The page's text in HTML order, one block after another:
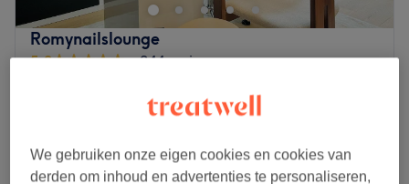
Romynailslounge
5,0
244 reviews
Laat zien op de kaart
1 u 30 min
We gebruiken onze eigen cookies en cookies van
derden om inhoud en advertenties te personaliseren,